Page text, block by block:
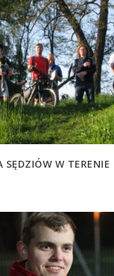
SĘDZIÓW W TERENIE